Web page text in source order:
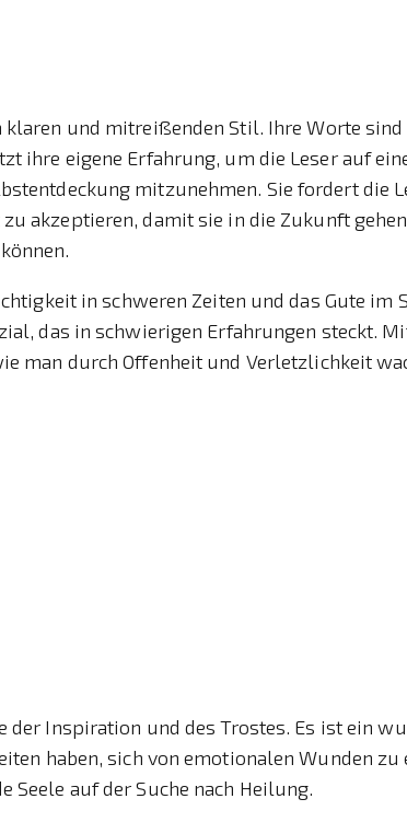
klaren und mitreißenden Stil. Ihre Worte
ihre eigene Erfahrung, um die Leser auf
mitzunehmen. Sie fordert die
akzeptieren, damit sie in die Zukunft
in schweren Zeiten und das Gute im
das in schwierigen Erfahrungen steckt.
man durch Offenheit und Verletzlichkeit
der Inspiration und des Trostes. Es ist ein
haben, sich von emotionalen Wunden
Seele auf der Suche nach Heilung.